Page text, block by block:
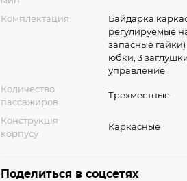
Комплектация
Байдарка
регулируемые
запасные
юбки, 3
управление
Количество
пассажиров
Трехместные
Конструкція
корпусу
Каркасные
Поделиться в соцсетях